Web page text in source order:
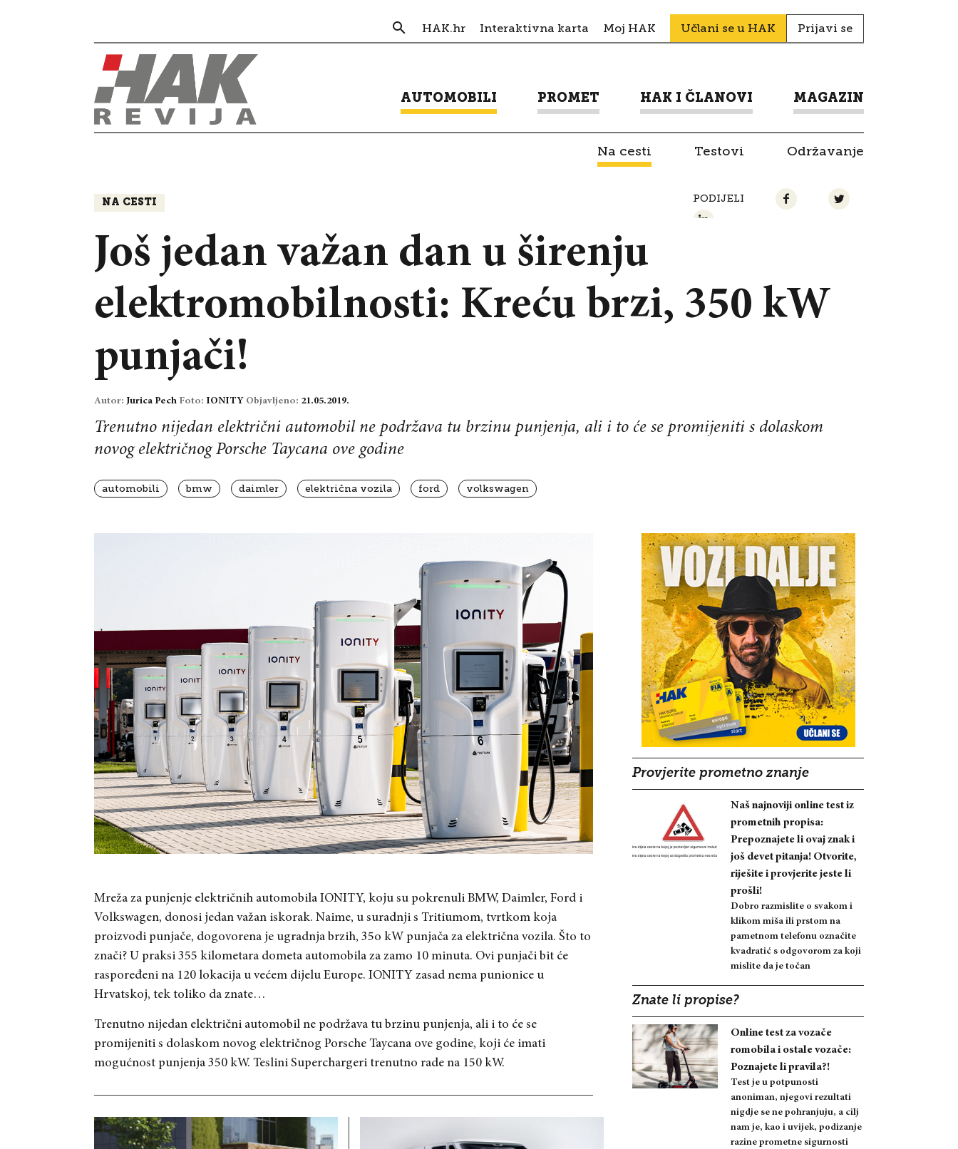
HAK.hr Interaktivna karta Moj HAK Učlani se u HAK Prijavi se
AUTOMOBILI PROMET HAK I ČLANOVI MAGAZIN
Na cesti Testovi Održavanje
NA CESTI PODIJELI
Još jedan važan dan u širenju
elektromobilnosti: Kreću brzi, 350 kW
punjači!
Autor: Jurica Pech Foto: IONITY Objavljeno: 21.05.2019.
Trenutno nijedan električni automobil ne podržava tu brzinu punjenja, ali i to će se promijeniti s dolaskom
novog električnog Porsche Taycana ove godine
automobili bmw daimler električna vozila ford volkswagen
Mreža za punjenje električnih automobila IONITY, koju su pokrenuli BMW, Daimler, Ford i
Volkswagen, donosi jedan važan iskorak. Naime, u suradnji s Tritiumom, tvrtkom koja
proizvodi punjače, dogovorena je ugradnja brzih, 35o kW punjača za električna vozila. Što to
znači? U praksi 355 kilometara dometa automobila za zamo 10 minuta. Ovi punjači bit će
raspoređeni na 120 lokacija u većem dijelu Europe. IONITY zasad nema punionice u
Hrvatskoj, tek toliko da znate…
Trenutno nijedan električni automobil ne podržava tu brzinu punjenja, ali i to će se
promijeniti s dolaskom novog električnog Porsche Taycana ove godine, koji će imati
mogućnost punjenja 350 kW. Teslini Superchargeri trenutno rade na 150 kW.
Provjerite prometno znanje
Naš najnoviji online test iz
prometnih propisa:
Prepoznajete li ovaj znak i
još devet pitanja! Otvorite,
riješite i provjerite jeste li
prošli!
Dobro razmislite o svakom i
klikom miša ili prstom na
pametnom telefonu označite
kvadratić s odgovorom za koji
mislite da je točan
Znate li propise?
Online test za vozače
romobila i ostale vozače:
Poznajete li pravila?!
Test je u potpunosti
anoniman, njegovi rezultati
nigdje se ne pohranjuju, a cilj
nam je, kao i uvijek, podizanje
razine prometne sigurnosti